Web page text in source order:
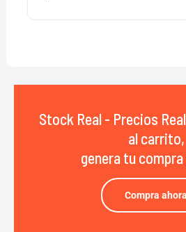
Stock Real - Precios
al carrito,
genera tu
Compra ahora